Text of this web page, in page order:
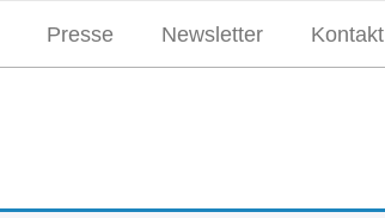
Presse Newsletter Kontakt